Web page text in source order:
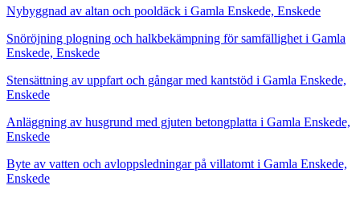
Nybyggnad av altan och pooldäck i Gamla Enskede, Enskede
Snöröjning plogning och halkbekämpning för samfällighet i Gamla
Enskede, Enskede
Stensättning av uppfart och gångar med kantstöd i Gamla Enskede,
Enskede
Anläggning av husgrund med gjuten betongplatta i Gamla Enskede,
Enskede
Byte av vatten och avloppsledningar på villatomt i Gamla Enskede,
Enskede